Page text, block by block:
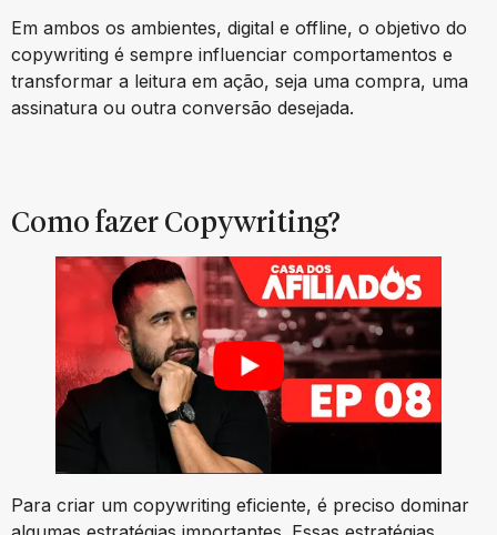
Em ambos os ambientes, digital e offline, o objetivo do
copywriting é sempre influenciar comportamentos e
transformar a leitura em ação, seja uma compra, uma
assinatura ou outra conversão desejada.
Como fazer Copywriting?
Para criar um copywriting eficiente, é preciso dominar